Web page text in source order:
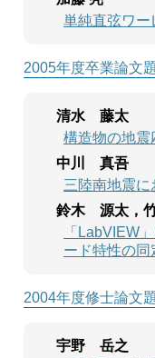
単純直弦ワー
2005年度卒業論文
清水 藤太
構造物の地震
中川 真吾
三陸南地震
鈴木 源太，
「LabVIEW
ード特性の同
2004年度修士論文
宇野 岳之